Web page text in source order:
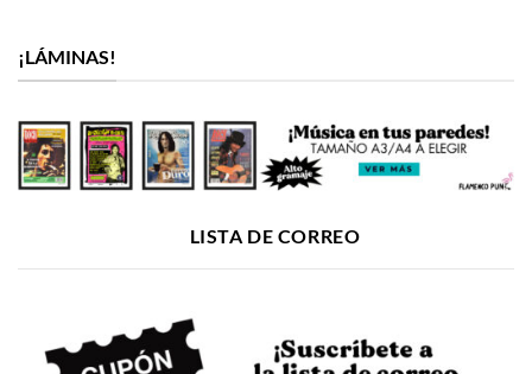
¡LÁMINAS!
LISTA DE CORREO